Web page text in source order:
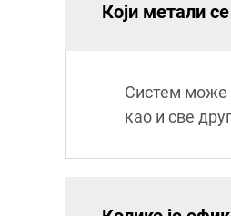
Који метали
Систем може
као и све